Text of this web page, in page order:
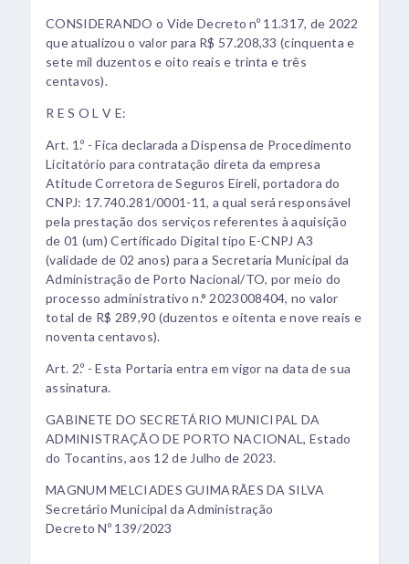
CONSIDERANDO o Vide Decreto nº 11.317, de 2022
que atualizou o valor para R$ 57.208,33 (cinquenta e
sete mil duzentos e oito reais e trinta e três
centavos).
R E S O L V E:
Art. 1.º - Fica declarada a Dispensa de Procedimento
Licitatório para contratação direta da empresa
Atitude Corretora de Seguros Eireli, portadora do
CNPJ: 17.740.281/0001-11, a qual será responsável
pela prestação dos serviços referentes à aquisição
de 01 (um) Certificado Digital tipo E-CNPJ A3
(validade de 02 anos) para a Secretaria Municipal da
Administração de Porto Nacional/TO, por meio do
processo administrativo n.° 2023008404, no valor
total de R$ 289,90 (duzentos e oitenta e nove reais e
noventa centavos).
Art. 2.º - Esta Portaria entra em vigor na data de sua
assinatura.
GABINETE DO SECRETÁRIO MUNICIPAL DA
ADMINISTRAÇÃO DE PORTO NACIONAL, Estado
do Tocantins, aos 12 de Julho de 2023.
MAGNUM MELCIADES GUIMARÃES DA SILVA
Secretário Municipal da Administração
Decreto Nº 139/2023